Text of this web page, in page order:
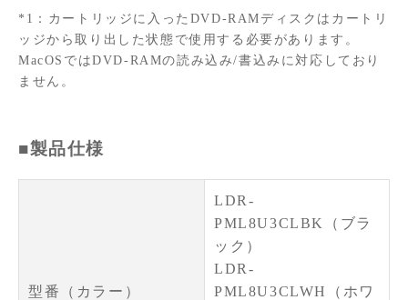
*1：カートリッジに入ったDVD-RAMディスクはカートリ
ッジから取り出した状態で使用する必要があります。
MacOSではDVD-RAMの読み込み/書込みに対応しており
ません。
■製品仕様
型番（カラー）
LDR-
PML8U3CLBK（ブラ
ック）
LDR-
PML8U3CLWH（ホワ